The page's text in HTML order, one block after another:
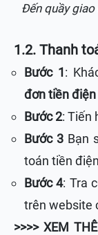
Đến quầy
1.2. Thanh
Bước 1:
đơn tiền điện
Bước 2: Tiến
Bước 3 Bạn
toán tiền điện
Bước 4: Tra
trên website
>>>> XEM